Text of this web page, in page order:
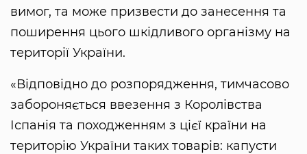
вимог, та може призвести до занесення та
поширення цього шкідливого організму на
території України.
«Відповідно до розпорядження, тимчасово
забороняється ввезення з Королівства
Іспанія та походженням з цієї країни на
територію України таких товарів: капусти